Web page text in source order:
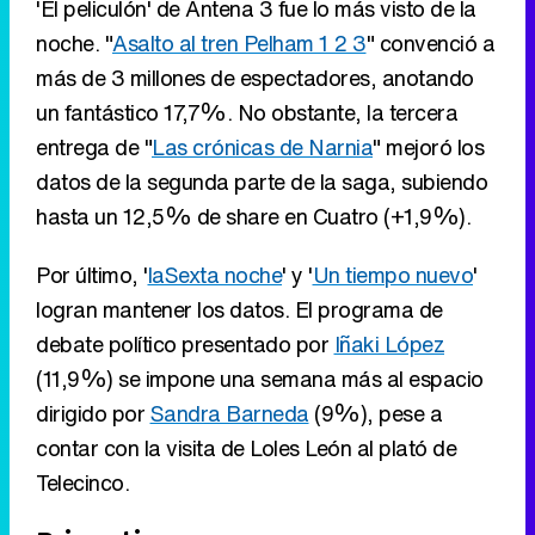
'El peliculón' de Antena 3 fue lo más visto de la
noche. "Asalto al tren Pelham 1 2 3" convenció a
más de 3 millones de espectadores, anotando
un fantástico 17,7%. No obstante, la tercera
entrega de "Las crónicas de Narnia" mejoró los
datos de la segunda parte de la saga, subiendo
hasta un 12,5% de share en Cuatro (+1,9%).
Por último, 'laSexta noche' y 'Un tiempo nuevo'
logran mantener los datos. El programa de
debate político presentado por Iñaki López
(11,9%) se impone una semana más al espacio
dirigido porSandra Barneda (9%), pese a
contar con la visita de Loles León al plató de
Telecinco.